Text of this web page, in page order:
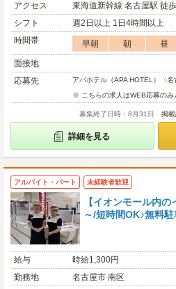
アクセス
東海道新幹線 名古屋駅 徒
シフト
週2日以上 1日4時間以上
時間帯
早朝 朝 昼
面接地
応募先
アパホテル（APA HOTEL）〈名
※ こちらの求人はWEB応募のみ
募集終了日時：8月31日 掲
詳細を見る
アルバイト・パート 未経験者歓迎
【イオンモール内
～/短時間OK♪無料
給与
時給1,300円
勤務地
名古屋市 南区